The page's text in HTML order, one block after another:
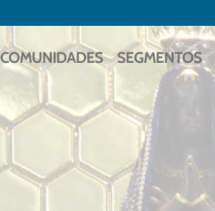
COMUNIDADES SEGMENTOS